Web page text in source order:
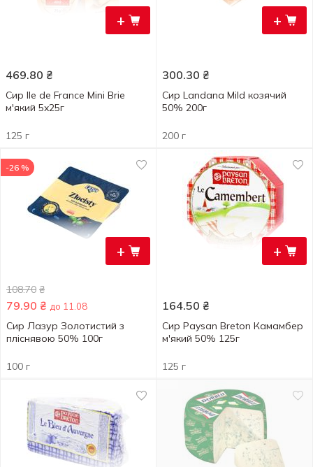
+
469.80 ₴
Сир Ile de France Mini Brie
м'який 5x25г
125 г
+
300.30 ₴
Сир Landana Mild козячий
50% 200г
200 г
+
-26 %
108.70 ₴
79.90 ₴ до 11.08
Сир Лазур Золотистий з
пліснявою 50% 100г
100 г
+
164.50 ₴
Сир Paysan Breton Камамбер
м'який 50% 125г
125 г